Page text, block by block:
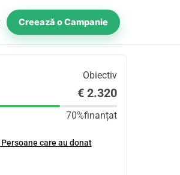
Creează o Campanie
Obiectiv
€ 2.320
70%finanțat
Persoane care au donat